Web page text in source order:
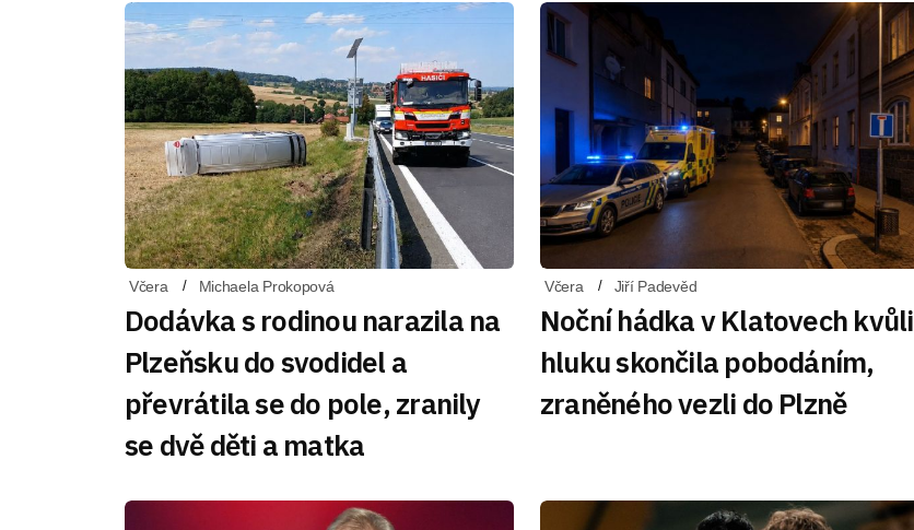
Včera Michaela Prokopová
Dodávka s rodinou narazila na
Plzeňsku do svodidel a
převrátila se do pole, zranily
se dvě děti a matka
Včera Jiří Padevěd
Noční hádka v Klatovech kvůli
hluku skončila pobodáním,
zraněného vezli do Plzně